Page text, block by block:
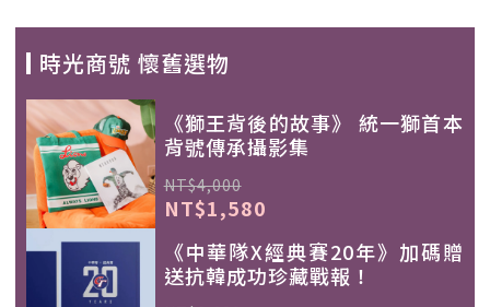
時光商號 懷舊選物
《獅王背後的故事》 統一獅首本
背號傳承攝影集
NT$4,000
NT$1,580
《中華隊X經典賽20年》加碼贈
送抗韓成功珍藏戰報！